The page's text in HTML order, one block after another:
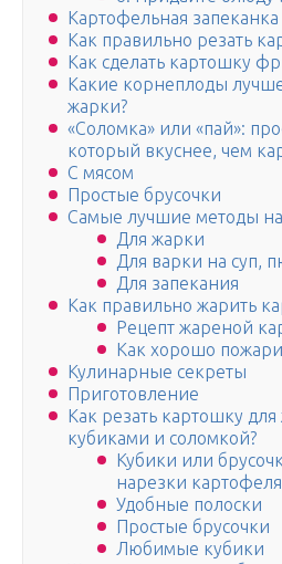
Картофельная запеканка
Как правильно резать
Как сделать картошку
Какие корнеплоды
жарки?
«Соломка» или «пай»:
который вкуснее, чем
С мясом
Простые брусочки
Самые лучшие методы
Для жарки
Для варки на суп,
Для запекания
Как правильно жарить
Рецепт жареной
Как хорошо
Кулинарные секреты
Приготовление
Как резать картошку
кубиками и соломкой?
Кубики или
нарезки картофеля
Удобные полоски
Простые брусочки
Любимые кубики